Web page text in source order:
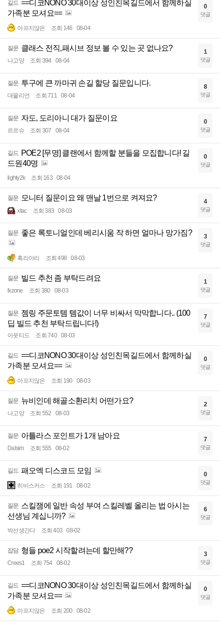
길드 ==디코NONO 30대이상 성인친목길드에서 함께하실
가족분 모셔요==
아프지않은 조회 146 08-04
0
댓글
질문 클래스 전직,패시브 정보 볼 수 있는 곳 없나요?
나고양 조회 394 08-04
1
댓글
질문 투구에 큰 까마귀 손길 할당 질문입니다.
대물리언 조회 711 08-04
8
댓글
질문 자도, 도리아니 대가 질문이요
르르슈 조회 307 08-04
0
댓글
길드 POE2 [무명] 클랜에서 함께할 분들을 모집합니다! 길
드원40명
lighty2k 조회 163 08-04
0
댓글
질문 모니터 질문이요 왜 맨날 1번으로 켜져요?
xtac 조회 383 08-03
4
댓글
질문 좋은 록토니얼인데 베리시움 작 하면 얼마나 망가짐?
흑리아리 조회 498 08-03
3
댓글
질문 빌드 추천 좀 부탁드려요
fxzone 조회 380 08-03
1
댓글
질문 젬링 주문토템 템값이 너무 비싸서 막막합니다.. (100
딥 빌드 추천 부탁드립니다!)
아웃티드 조회 740 08-03
7
댓글
길드 ==디코NONO 30대이상 성인친목길드에서 함께하실
가족분 모셔요==
아프지않은 조회 190 08-03
0
댓글
질문 뉴비인데 해골소환리치 어떤가요?
나고양 조회 552 08-03
2
댓글
질문 아틀라스 포인트가 1개 남아요
Dalsim 조회 555 08-02
7
댓글
길드 패오엑 디스코드 모임
히비스커스 조회 191 08-02
0
댓글
질문 스킬잼에 일반 속성 부여 스킬레벨 올리는 법 아시는
선생님 계십니까?
박선생간다 조회 403 08-02
6
댓글
잡담 형들 poe2 시작할려는데 할만해??
Crees1 조회 754 08-02
3
댓글
길드 ==디코NONO 30대이상 성인친목길드에서 함께하실
가족분 모셔요==
아프지않은 조회 200 08-02
0
댓글